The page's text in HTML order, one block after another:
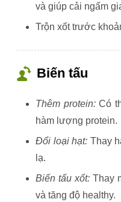
và giúp cải ngấm
Trộn xốt trước
Biến tấu
Thêm protein:Có
hàm lượng protein.
Đổi loại hạt: Thay
lạ.
Biến tấu xốt:Thay
và tăng độ healthy.